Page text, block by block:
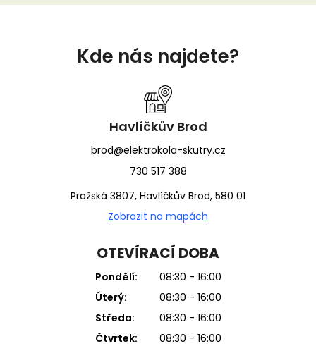
Kde nás najdete?
Havlíčkův Brod
brod@elektrokola-skutry.cz
730 517 388
Pražská 3807, Havlíčkův Brod, 580 01
Zobrazit na mapách
OTEVÍRACÍ DOBA
Pondělí:
08:30 - 16:00
Úterý:
08:30 - 16:00
Středa:
08:30 - 16:00
Čtvrtek:
08:30 - 16:00